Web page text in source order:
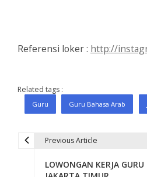
Referensi loker : http://
Related tags :
Guru Guru Bahasa Arab
Previous Article
LOWONGAN KERJA